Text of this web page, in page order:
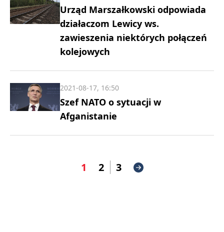
Urząd Marszałkowski odpowiada
działaczom Lewicy ws.
zawieszenia niektórych połączeń
kolejowych
Szef NATO o sytuacji w
Afganistanie
2021-08-17, 16:50
1 2 3